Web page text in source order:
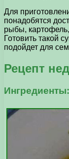
Для
понадобятся
рыбы,
Готовить такой
подойдет для
Рецепт
Ингредиенты: